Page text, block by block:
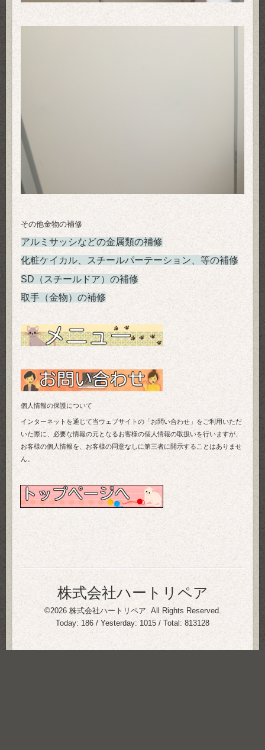
その他金物の補修
アルミサッシなどの金属類の補修
化粧ケイカル、スチールパーテーション、等の補修
SD（スチールドア）の補修
取手（金物）の補修
個人情報の保護について
インターネットを通じて当ウェブサイトの「お問い合わせ」をご利用いただ
いた際に、必要な情報の元となるお客様の個人情報の取扱いを行いますが、
お客様の個人情報を、お客様の同意なしに第三者に開示することはありませ
ん。
株式会社ハートリペア
©2026 株式会社ハートリペア. All Rights Reserved.
Today: 186 / Yesterday: 1015 / Total: 813128